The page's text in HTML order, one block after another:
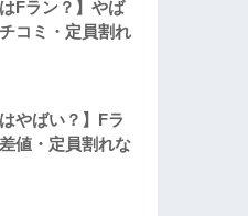
Fラン？】やば
コミ・定員割れ
やばい？】Fラ
値・定員割れな